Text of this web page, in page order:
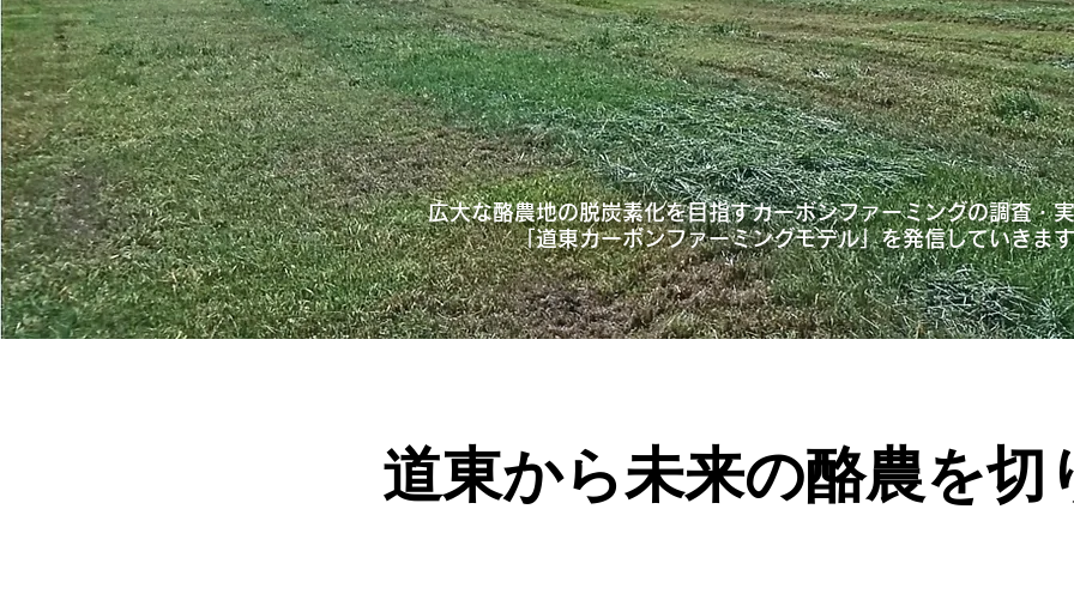
広大な酪農地の脱炭素化を目指すカーボンファーミングの調査・
「道東カーボンファーミングモデル」を発信していきま
道東から未来の酪農を切